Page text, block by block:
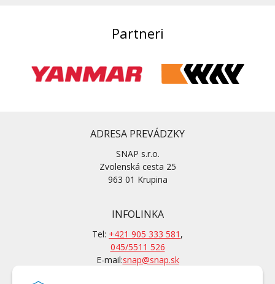
Partneri
ADRESA PREVÁDZKY
SNAP s.r.o.
Zvolenská cesta 25
963 01 Krupina
INFOLINKA
Tel: +421 905 333 581 ,
045/5511 526
E-mail:snap@snap.sk